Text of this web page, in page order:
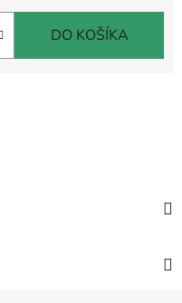
DO KOŠÍKA